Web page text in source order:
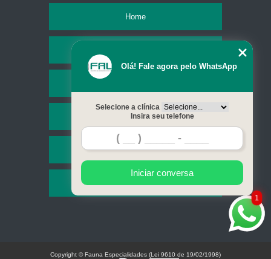
Home
Serviços
Contato
Mapa do site
1
Olá! Fale agora pelo WhatsApp
Selecione a clínica
Insira seu telefone
Iniciar conversa
Copyright © Fauna Especialidades (Lei 9610 de 19/02/1998)